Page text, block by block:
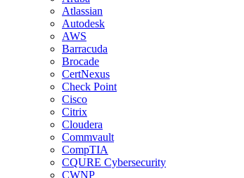
Atlassian
Autodesk
AWS
Barracuda
Brocade
CertNexus
Check Point
Cisco
Citrix
Cloudera
Commvault
CompTIA
CQURE Cybersecurity
CWNP